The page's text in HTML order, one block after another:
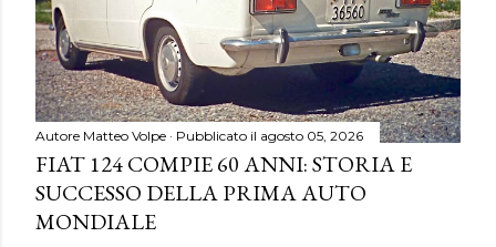
Autore Matteo Volpe Pubblicato il agosto 05, 2026
FIAT 124 COMPIE 60 ANNI: STORIA E
SUCCESSO DELLA PRIMA AUTO
MONDIALE